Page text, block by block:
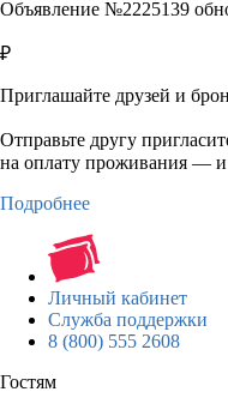
Объявление №2225139
₽
Приглашайте друзей и
Отправьте другу
на оплату проживания — и
Подробнее
Личный кабинет
Служба поддержки
8 (800) 555 2608
Гостям